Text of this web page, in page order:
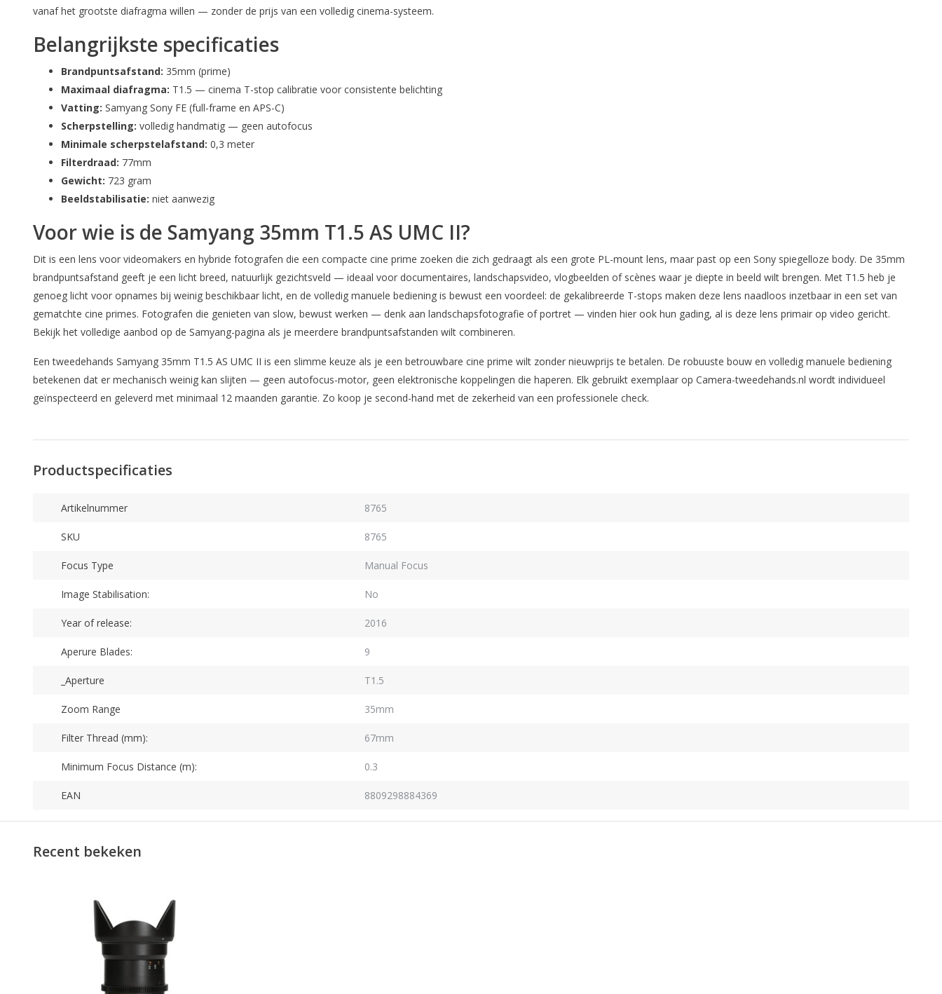
vanaf het grootste diafragma willen — zonder de prijs van een volledig cinema-systeem.
Belangrijkste specificaties
Brandpuntsafstand: 35mm (prime)
Maximaal diafragma: T1.5 — cinema T-stop calibratie voor consistente belichting
Vatting: Samyang Sony FE (full-frame en APS-C)
Scherpstelling: volledig handmatig — geen autofocus
Minimale scherpstelafstand: 0,3 meter
Filterdraad: 77mm
Gewicht: 723 gram
Beeldstabilisatie: niet aanwezig
Voor wie is de Samyang 35mm T1.5 AS UMC II?
Dit is een lens voor videomakers en hybride fotografen die een compacte cine prime zoeken die zich gedraagt als een grote PL-mount lens, maar past op een Sony spiegelloze body. De 35mm
brandpuntsafstand geeft je een licht breed, natuurlijk gezichtsveld — ideaal voor documentaires, landschapsvideo, vlogbeelden of scènes waar je diepte in beeld wilt brengen. Met T1.5 heb je
genoeg licht voor opnames bij weinig beschikbaar licht, en de volledig manuele bediening is bewust een voordeel: de gekalibreerde T-stops maken deze lens naadloos inzetbaar in een set van
gematchte cine primes. Fotografen die genieten van slow, bewust werken — denk aan landschapsfotografie of portret — vinden hier ook hun gading, al is deze lens primair op video gericht.
Bekijk het volledige aanbod op de Samyang-pagina als je meerdere brandpuntsafstanden wilt combineren.
Een tweedehands Samyang 35mm T1.5 AS UMC II is een slimme keuze als je een betrouwbare cine prime wilt zonder nieuwprijs te betalen. De robuuste bouw en volledig manuele bediening
betekenen dat er mechanisch weinig kan slijten — geen autofocus-motor, geen elektronische koppelingen die haperen. Elk gebruikt exemplaar op Camera-tweedehands.nl wordt individueel
geïnspecteerd en geleverd met minimaal 12 maanden garantie. Zo koop je second-hand met de zekerheid van een professionele check.
Productspecificaties
Artikelnummer 8765
SKU 8765
Focus Type Manual Focus
Image Stabilisation: No
Year of release: 2016
Aperure Blades: 9
_Aperture T1.5
Zoom Range 35mm
Filter Thread (mm): 67mm
Minimum Focus Distance (m): 0.3
EAN 8809298884369
Recent bekeken